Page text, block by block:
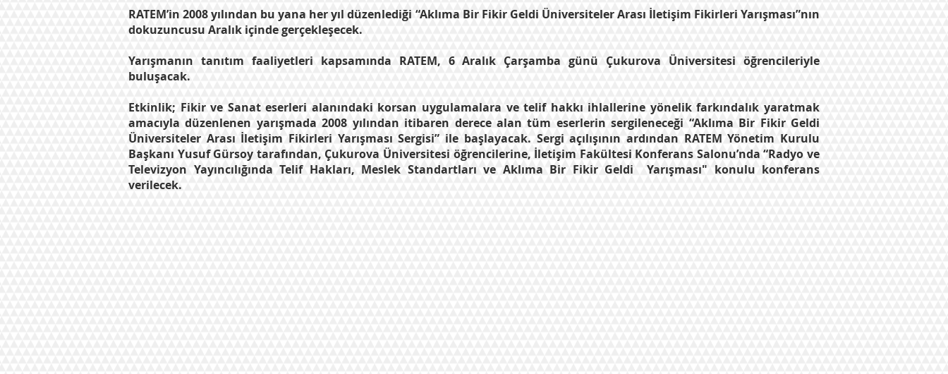
RATEM’in 2008 yılından bu yana her yıl düzenlediği “Aklıma Bir Fikir Geldi Üniversiteler Arası İletişim Fikirleri Yarışması”nın
dokuzuncusu Aralık içinde gerçekleşecek.
Yarışmanın tanıtım faaliyetleri kapsamında RATEM, 6 Aralık Çarşamba günü Çukurova Üniversitesi öğrencileriyle
buluşacak.
Etkinlik; Fikir ve Sanat eserleri alanındaki korsan uygulamalara ve telif hakkı ihlallerine yönelik farkındalık yaratmak
amacıyla düzenlenen yarışmada 2008 yılından itibaren derece alan tüm eserlerin sergileneceği “Aklıma Bir Fikir Geldi
Üniversiteler Arası İletişim Fikirleri Yarışması Sergisi” ile başlayacak. Sergi açılışının ardından RATEM Yönetim Kurulu
Başkanı Yusuf Gürsoy tarafından, Çukurova Üniversitesi öğrencilerine, İletişim Fakültesi Konferans Salonu’nda “Radyo ve
Televizyon Yayıncılığında Telif Hakları, Meslek Standartları ve Aklıma Bir Fikir Geldi Yarışması" konulu konferans
verilecek.